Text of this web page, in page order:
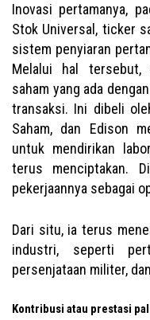
Inovasi pertamanya,
Stok Universal, ticker
sistem penyiaran
Melalui hal tersebut,
saham yang ada
transaksi. Ini dibeli
Saham, dan Edison
untuk mendirikan
terus menciptakan.
pekerjaannya sebagai
Dari situ, ia terus
industri, seperti
persenjataan militer,
Kontribusi atau prestasi